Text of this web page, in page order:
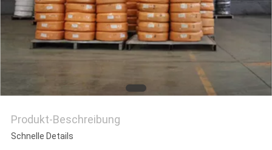
PRIVACY
POLICY
Produkt-Beschreibung
Schnelle Details